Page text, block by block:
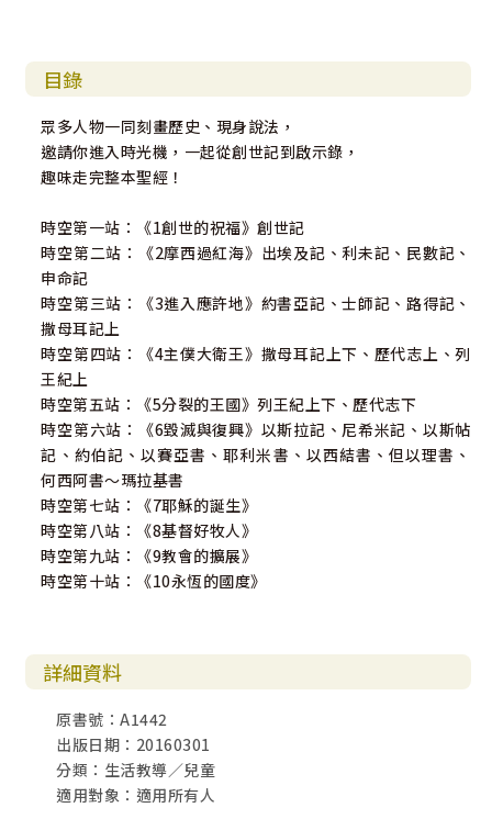
目錄
眾多人物一同刻畫歷史、現身說法，
邀請你進入時光機，一起從創世記到啟示錄，
趣味走完整本聖經！
時空第一站：《1創世的祝福》創世記
時空第二站：《2摩西過紅海》出埃及記、利未記、民數記、
申命記
時空第三站：《3進入應許地》約書亞記、士師記、路得記、
撒母耳記上
時空第四站：《4主僕大衛王》撒母耳記上下、歷代志上、列
王紀上
時空第五站：《5分裂的王國》列王紀上下、歷代志下
時空第六站：《6毀滅與復興》以斯拉記、尼希米記、以斯帖
記、約伯記、以賽亞書、耶利米書、以西結書、但以理書、
何西阿書～瑪拉基書
時空第七站：《7耶穌的誕生》
時空第八站：《8基督好牧人》
時空第九站：《9教會的擴展》
時空第十站：《10永恆的國度》
詳細資料
原書號：A1442
出版日期：20160301
分類：生活教導／兒童
適用對象：適用所有人